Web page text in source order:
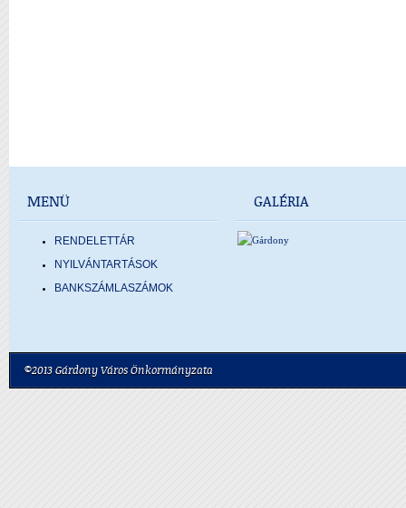
MENÜ
RENDELETTÁR
NYILVÁNTARTÁSOK
BANKSZÁMLASZÁMOK
GALÉRIA
©2013 Gárdony Város Önkormányzata